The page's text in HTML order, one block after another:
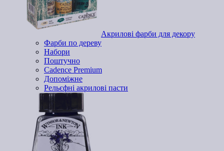
Акрилові фарби для декору
Фарби по дереву
Набори
Поштучно
Cadence Premium
Допоміжне
Рельєфні акрилові пасти